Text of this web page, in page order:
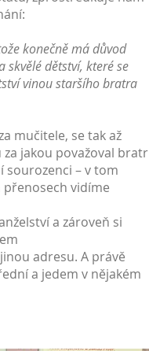
konečně má důvod
dětství, které se
vinou staršího bratra
mučitele, se tak až
jakou považoval bratr
sourozenci – v tom
přenosech vidíme
a zároveň si
adresu. A právě
a jedem v nějakém